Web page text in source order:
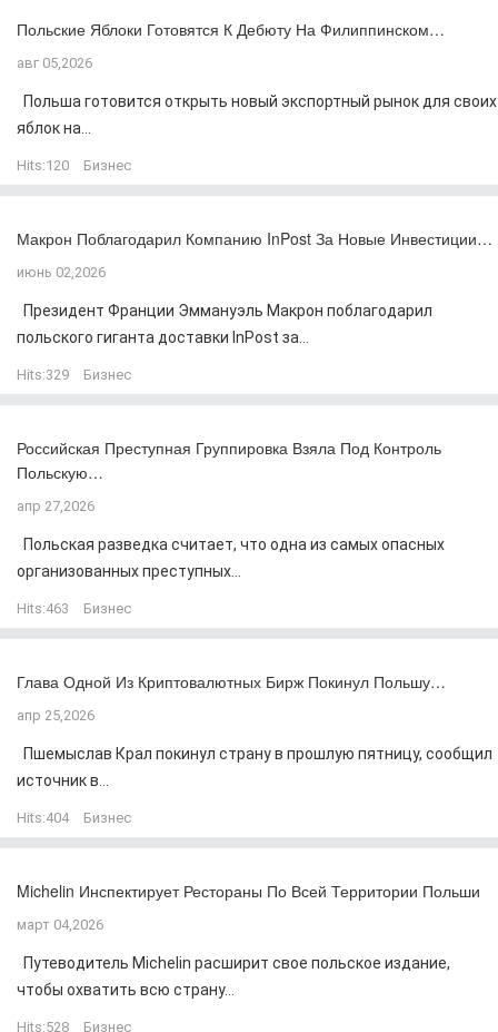
Польские Яблоки Готовятся К Дебюту На Филиппинском…
авг 05,2026
Польша готовится открыть новый экспортный рынок для своих
яблок на...
Hits:120 Бизнес
Макрон Поблагодарил Компанию InPost За Новые Инвестиции…
июнь 02,2026
Президент Франции Эммануэль Макрон поблагодарил
польского гиганта доставки InPost за...
Hits:329 Бизнес
Российская Преступная Группировка Взяла Под Контроль
Польскую…
апр 27,2026
Польская разведка считает, что одна из самых опасных
организованных преступных...
Hits:463 Бизнес
Глава Одной Из Криптовалютных Бирж Покинул Польшу…
апр 25,2026
Пшемыслав Крал покинул страну в прошлую пятницу, сообщил
источник в...
Hits:404 Бизнес
Michelin Инспектирует Рестораны По Всей Территории Польши
март 04,2026
Путеводитель Michelin расширит свое польское издание,
чтобы охватить всю страну...
Hits:528 Бизнес